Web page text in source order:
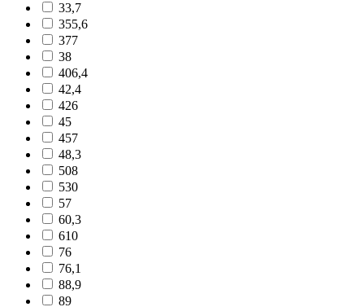
33,7
355,6
377
38
406,4
42,4
426
45
457
48,3
508
530
57
60,3
610
76
76,1
88,9
89